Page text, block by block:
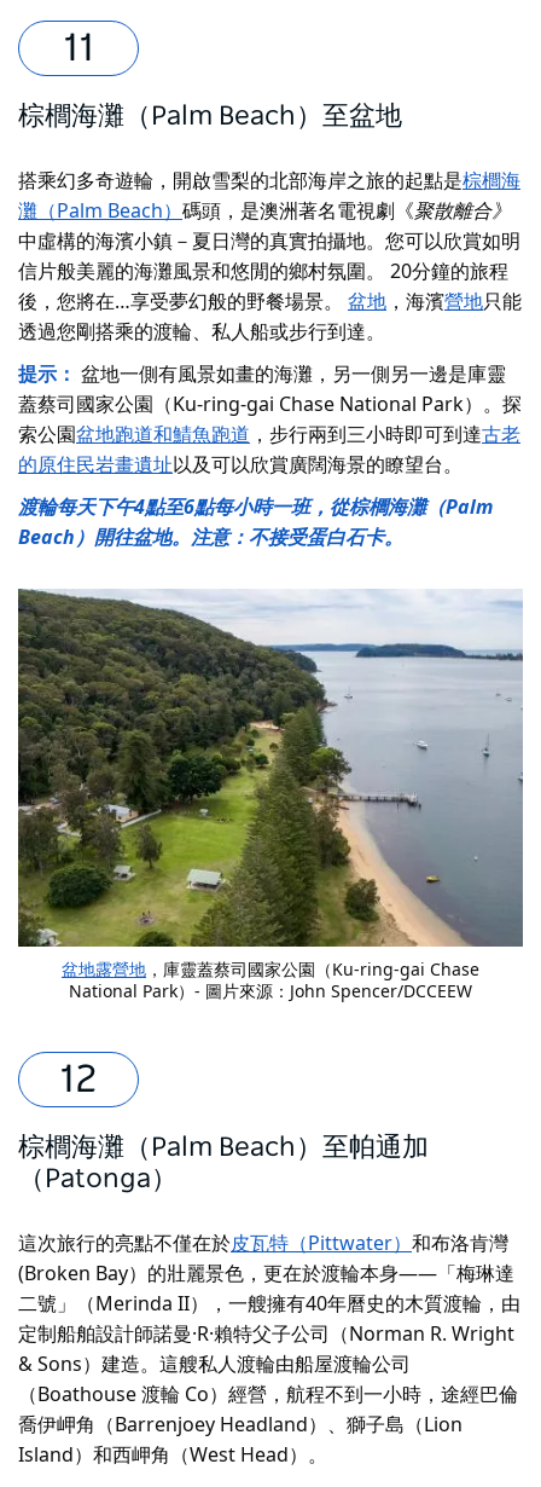
棕櫚海灘（Palm Beach）至盆地
搭乘幻多奇遊輪，開啟雪梨的北部海岸之旅的起點是棕櫚海
灘（Palm Beach） 碼頭，是澳洲著名電視劇《聚散離合》
中虛構的海濱小鎮－夏日灣的真實拍攝地。您可以欣賞如明
信片般美麗的海灘風景和悠閒的鄉村氛圍。 20分鐘的旅程
後，您將在…享受夢幻般的野餐場景。
盆地 ，海濱營地只能
透過您剛搭乘的渡輪、私人船或步行到達。
提示： 盆地一側有風景如畫的海灘，另一側另一邊是庫靈
蓋蔡司國家公園（Ku-ring-gai Chase National Park） 。探
索公園盆地跑道和鯖魚跑道 ，步行兩到三小時即可到達古老
的原住民岩畫遺址以及可以欣賞廣闊海景的瞭望台。
渡輪每天下午4點至6點每小時一班，從棕櫚海灘（Palm
Beach）開往盆地。注意：不接受蛋白石卡。
盆地露營地 ，庫靈蓋蔡司國家公園（Ku-ring-gai Chase
National Park）- 圖片來源：John Spencer/DCCEEW
棕櫚海灘（Palm Beach）至帕通加
（Patonga）
這次旅行的亮點不僅在於皮瓦特（Pittwater） 和布洛肯灣
(Broken Bay）的壯麗景色，更在於渡輪本身——「梅琳達
二號」（Merinda II），一艘擁有40年曆史的木質渡輪，由
定制船舶設計師諾曼·R·賴特父子公司（Norman R. Wright
& Sons）建造。這艘私人渡輪由船屋渡輪公司
（Boathouse 渡輪 Co）經營，航程不到一小時，途經巴倫
喬伊岬角（Barrenjoey Headland）、獅子島（Lion
Island）和西岬角（West Head）。